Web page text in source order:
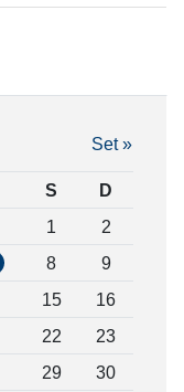
S D
Set »
1
2
8
9
15
16
22
23
29
30